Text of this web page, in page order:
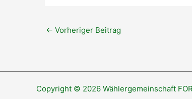
← Vorheriger Beitrag
Copyright © 2026 Wählergemeinschaft